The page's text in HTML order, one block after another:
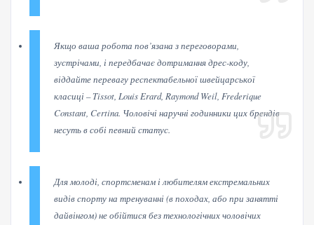
Якщо ваша робота пов’язана з переговорами,
зустрічами, і передбачає дотримання дрес-коду,
віддайте перевагу респектабельної швейцарської
класиці – Tissot, Louis Erard, Raymond Weil, Frederique
Constant, Certina. Чоловічі наручні годинники цих брендів
несуть в собі певний статус.
Для молоді, спортсменам і любителям екстремальних
видів спорту на тренуванні (в походах, або при занятті
дайвінгом) не обійтися без технологічних чоловічих